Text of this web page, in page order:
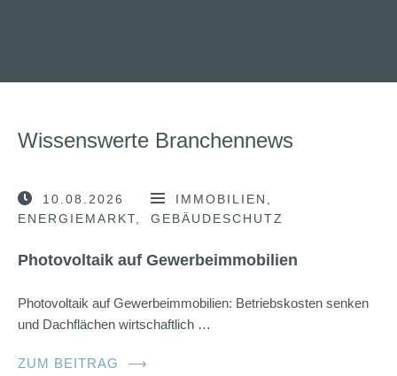
Wissenswerte Branchennews
10.08.2026
IMMOBILIEN
ENERGIEMARKT
GEBÄUDESCHUTZ
Photovoltaik auf Gewerbeimmobilien
Photovoltaik auf Gewerbeimmobilien: Betriebskosten senken
und Dachflächen wirtschaftlich …
ZUM BEITRAG ⟶